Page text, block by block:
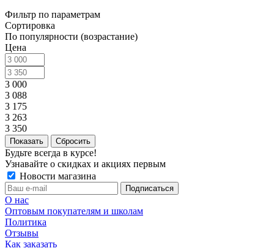
Фильтр по параметрам
Сортировка
По популярности (возрастание)
Цена
3 000
3 088
3 175
3 263
3 350
Сбросить
Будьте всегда в курсе!
Узнавайте о скидках и акциях первым
Новости магазина
О нас
Оптовым покупателям и школам
Политика
Отзывы
Как заказать